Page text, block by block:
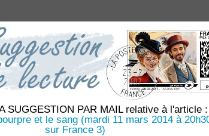
SUGGESTION PAR MAIL relative à l'article :
et le sang (mardi 11 mars 2014 à
sur France 3)